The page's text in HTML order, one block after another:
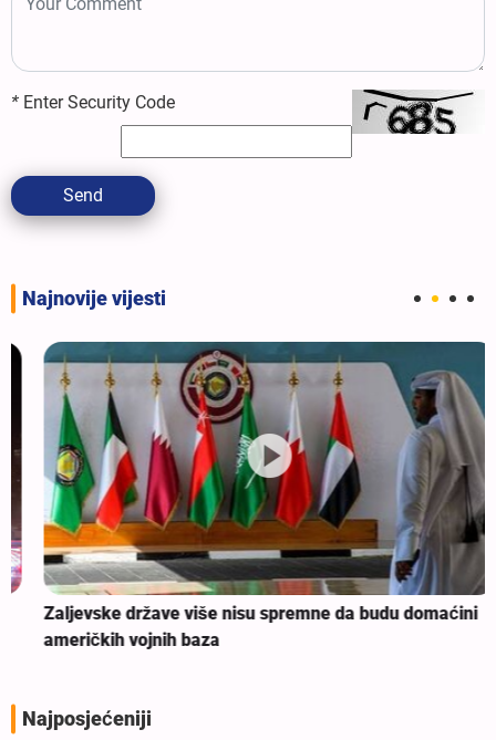
* Enter Security Code
Send
Najnovije vijesti
Zaljevske države više nisu spremne da budu domaćini
američkih vojnih baza
Najposjećeniji